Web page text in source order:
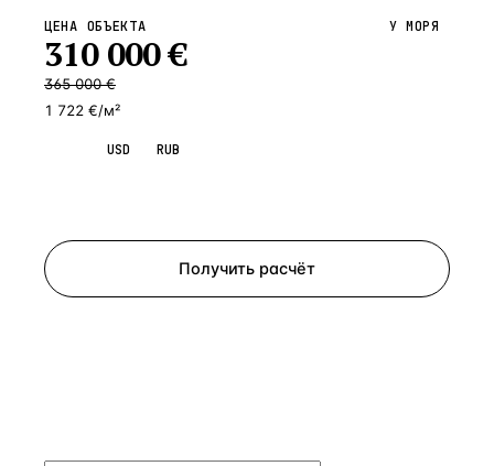
ЦЕНА ОБЪЕКТА
310 000€
365 000 €
1 722 €/м²
У МОРЯ
USD RUB
Получить расчёт